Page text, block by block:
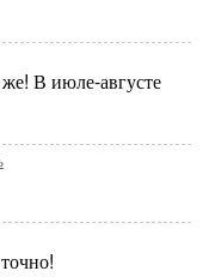
В июле-августе